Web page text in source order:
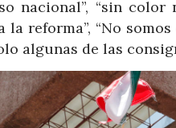
nacional”, “sin
reforma”, “No
algunas de las